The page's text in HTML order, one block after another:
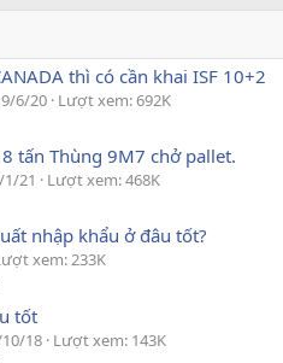
thì có cần khai ISF 10+2
6/20 Lượt xem: 692K
8 tấn Thùng 9M7 chở pallet.
21
Lượt xem: 468K
nhập khẩu ở đâu tốt?
xem: 233K
tốt
18 Lượt xem: 143K